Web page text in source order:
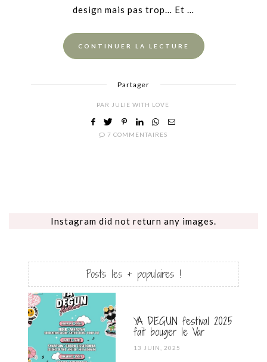
design mais pas trop… Et …
CONTINUER LA LECTURE
Partager
PAR JULIE WITH LOVE
7 COMMENTAIRES
Instagram did not return any images.
Posts les + populaires !
YA DEGUN festival 2025
fait bouger le Var
POSTED
13 JUIN, 2025